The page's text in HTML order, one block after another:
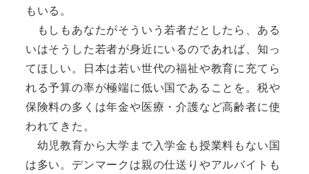
もいる。
もしもあなたがそういう若者だとしたら、ある
いはそうした若者が身近にいるのであれば、知っ
てほしい。日本は若い世代の福祉や教育に充てら
れる予算の率が極端に低い国であることを。税や
保険料の多くは年金や医療・介護など高齢者に使
われてきた。
幼児教育から大学まで入学金も授業料もない国
は多い。デンマークは親の仕送りやアルバイトも